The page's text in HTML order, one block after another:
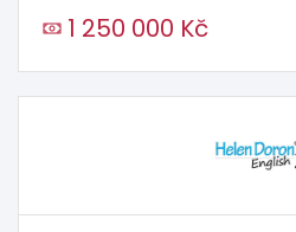
1 250 000 Kč